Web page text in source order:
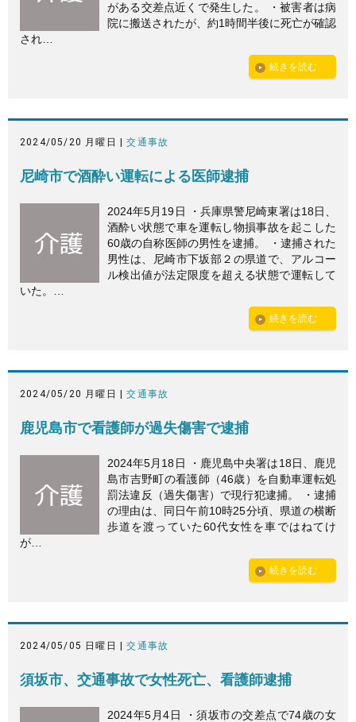
がある交差点近くで発生した。 ・被害者は病
院に搬送されたが、約1時間半後に死亡が確認
され…
続きを読む
2024/05/20 月曜日 |交通事故
尼崎市で酒酔い運転による医師逮捕
2024年5月19日 ・兵庫県警尼崎東署は18日、
酒酔い状態で車を運転し物損事故を起こした
60歳の自称医師の男性を逮捕。 ・逮捕された
男性は、尼崎市下坂部２の県道で、アルコー
ル検出値が法定限度を超える状態で運転して
いた。…
続きを読む
2024/05/20 月曜日 |交通事故
鹿児島市で看護師が過失傷害で逮捕
2024年5月18日 ・鹿児島中央署は18日、鹿児
島市吉野町の看護師（46歳）を自動車運転処
罰法違反（過失傷害）で現行犯逮捕。 ・逮捕
の理由は、同日午前10時25分頃、県道の横断
歩道を渡っていた60代女性を車ではねてけ
が…
続きを読む
2024/05/05 日曜日 |交通事故
須坂市、交通事故で女性死亡、看護師逮捕
2024年5月4日 ・須坂市の交差点で74歳の女